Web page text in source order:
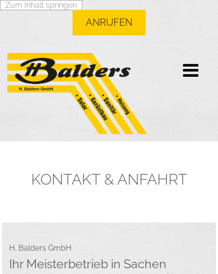
Zum Inhalt springen
ANRUFEN
KONTAKT & ANFAHRT
H. Balders GmbH
Ihr Meisterbetrieb in Sachen